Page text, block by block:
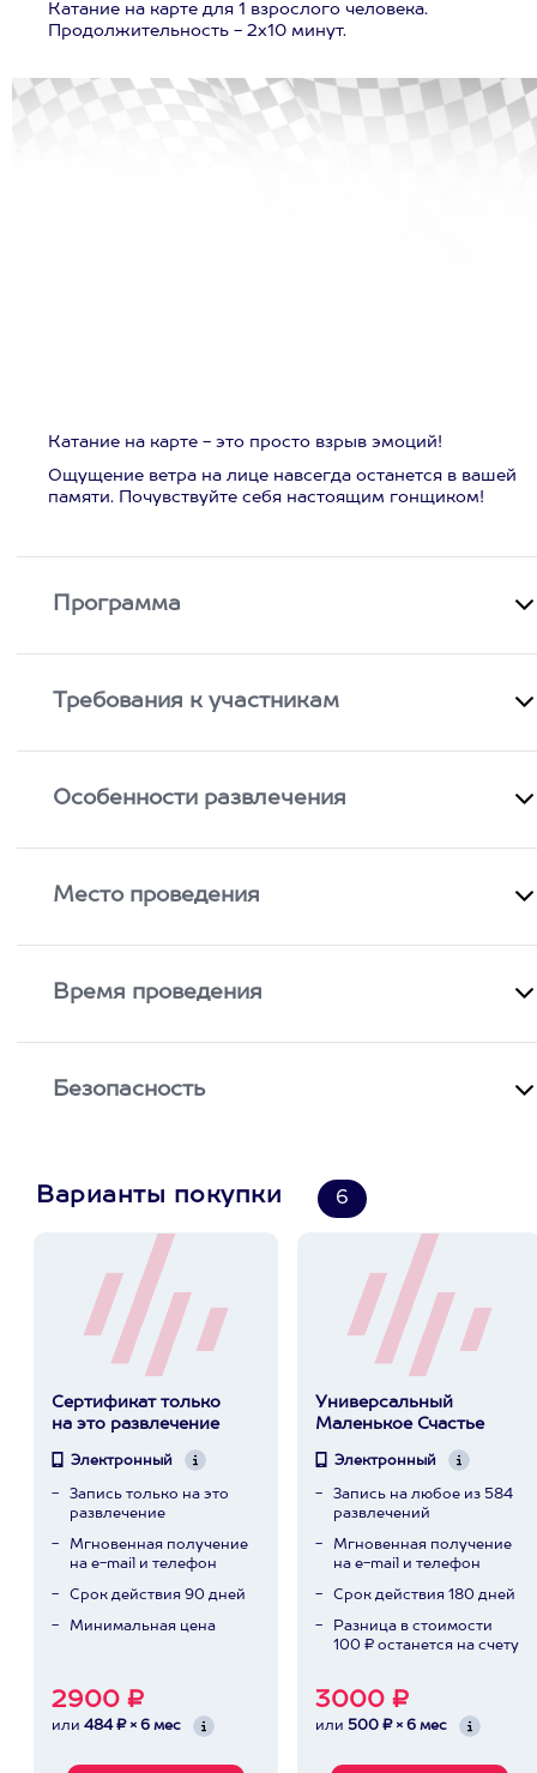
Катание на карте для 1 взрослого человека.
Продолжительность - 2х10 минут.
Катание на карте - это просто взрыв эмоций!
Ощущение ветра на лице навсегда останется в вашей
памяти. Почувствуйте себя настоящим гонщиком!
Программа
Требования к участникам
Особенности развлечения
Место проведения
Время проведения
Безопасность
Варианты покупки 6
Сертификат только
на это развлечение
Электронный
Запись только на это
развлечение
Мгновенная получение
на e-mail и телефон
Срок действия 90 дней
Минимальная цена
2900 ₽
или 484 ₽ × 6 мес
Универсальный
Маленькое Счастье
Электронный
Запись на любое из 584
развлечений
Мгновенная получение
на e-mail и телефон
Срок действия 180 дней
Разница в стоимости
100 ₽ останется на счету
3000 ₽
или 500 ₽ × 6 мес